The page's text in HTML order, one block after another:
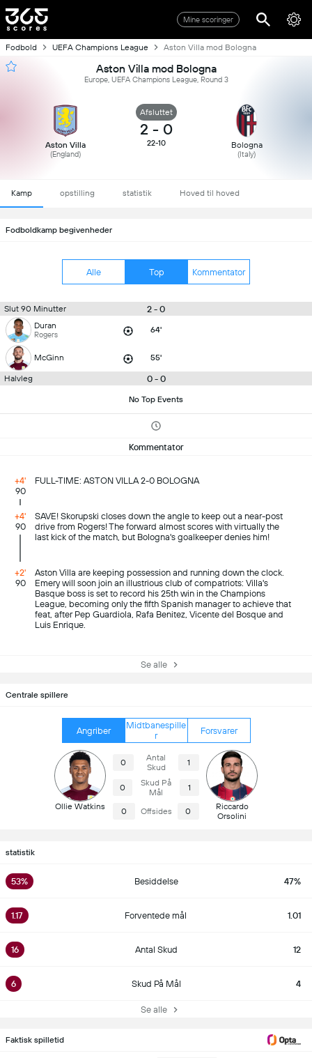
Mine scoringer
Fodbold UEFA Champions League Aston Villa mod Bologna
Aston Villa mod Bologna
Europe, UEFA Champions League, Round 3
Aston Villa
(England)
Afsluttet
2 - 0
22-10 Bologna
(Italy)
Kamp opstilling statistik Hoved til hoved
Fodboldkamp begivenheder
Alle Top Kommentator
Slut 90 Minutter 2 - 0
Duran
Rogers 64'
McGinn 55'
Halvleg 0 - 0
No Top Events
Kommentator
+4'
90
FULL-TIME: ASTON VILLA 2-0 BOLOGNA
+4'
90
SAVE! Skorupski closes down the angle to keep out a near-post
drive from Rogers! The forward almost scores with virtually the
last kick of the match, but Bologna's goalkeeper denies him!
+2'
90
Aston Villa are keeping possession and running down the clock.
Emery will soon join an illustrious club of compatriots: Villa's
Basque boss is set to record his 25th win in the Champions
League, becoming only the fifth Spanish manager to achieve that
feat, after Pep Guardiola, Rafa Benitez, Vicente del Bosque and
Luis Enrique.
Se alle
Centrale spillere
Angriber
Midtbanespille
r
Forsvarer
Ollie Watkins
0
Antal
Skud
1
0
Skud På
Mål
1
0 Offsides 0
Riccardo
Orsolini
statistik
53% Besiddelse 47%
1.17 Forventede mål 1.01
16 Antal Skud 12
6 Skud På Mål 4
Se alle
Faktisk spilletid